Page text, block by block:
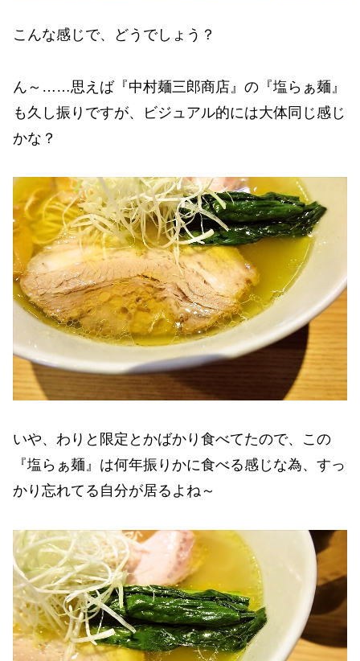
こんな感じで、どうでしょう？
ん～……思えば『中村麺三郎商店』の『塩らぁ麺』
も久し振りですが、ビジュアル的には大体同じ感じ
かな？
いや、わりと限定とかばかり食べてたので、この
『塩らぁ麺』は何年振りかに食べる感じな為、すっ
かり忘れてる自分が居るよね～